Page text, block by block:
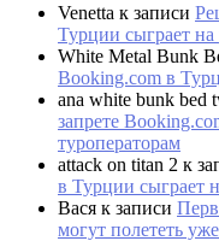
Venetta к записи
Турции сыграет на
White Metal Bunk
Booking.com в
ana white bunk bed
запрете
туроператорам
attack on titan 2 к
в Турции сыграет
Вася к записи
могут полететь